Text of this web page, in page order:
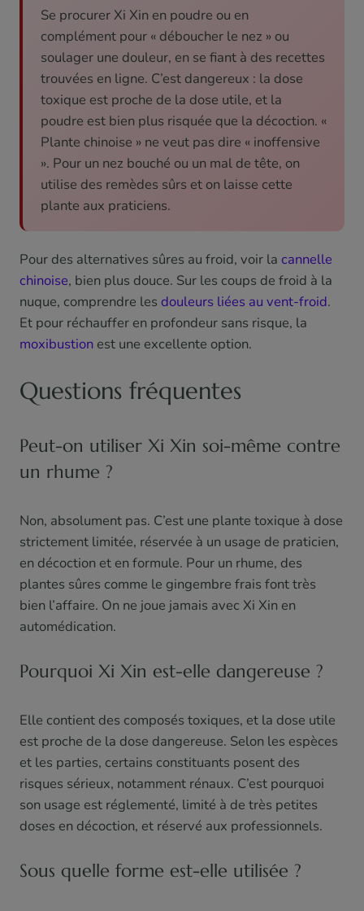
Se procurer Xi Xin en poudre ou en
complément pour « déboucher le nez » ou
soulager une douleur, en se fiant à des recettes
trouvées en ligne. C’est dangereux : la dose
toxique est proche de la dose utile, et la
poudre est bien plus risquée que la décoction. «
Plante chinoise » ne veut pas dire « inoffensive
». Pour un nez bouché ou un mal de tête, on
utilise des remèdes sûrs et on laisse cette
plante aux praticiens.
Pour des alternatives sûres au froid, voir la cannelle
chinoise, bien plus douce. Sur les coups de froid à la
nuque, comprendre les douleurs liées au vent-froid.
Et pour réchauffer en profondeur sans risque, la
moxibustion est une excellente option.
Questions fréquentes
Peut-on utiliser Xi Xin soi-même contre
un rhume ?
Non, absolument pas. C’est une plante toxique à dose
strictement limitée, réservée à un usage de praticien,
en décoction et en formule. Pour un rhume, des
plantes sûres comme le gingembre frais font très
bien l’affaire. On ne joue jamais avec Xi Xin en
automédication.
Pourquoi Xi Xin est-elle dangereuse ?
Elle contient des composés toxiques, et la dose utile
est proche de la dose dangereuse. Selon les espèces
et les parties, certains constituants posent des
risques sérieux, notamment rénaux. C’est pourquoi
son usage est réglementé, limité à de très petites
doses en décoction, et réservé aux professionnels.
Sous quelle forme est-elle utilisée ?